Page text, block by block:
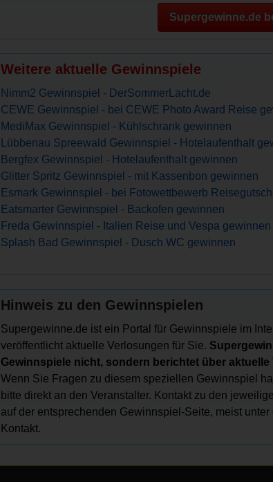
Supergewinne.de
Weitere aktuelle Gewinnspiele
Nimm2 Gewinnspiel - DerSommerLacht.de
CEWE Gewinnspiel - bei CEWE Photo Award Reise
MediMax Gewinnspiel - Kühlschrank gewinnen
Lübbenau Spreewald Gewinnspiel - Hotelaufenthalt
Bergfex Gewinnspiel - Hotelaufenthalt gewinnen
Glitter Spritz Gewinnspiel - mit Kassenbon gewinnen
Esmark Gewinnspiel - bei Fotowettbewerb
Eatsmarter Gewinnspiel - Backofen gewinnen
Freda Gewinnspiel - Italien Reise und Vespa gewinnen
Splash Bad Gewinnspiel - Dusch WC gewinnen
Hinweis zu den Gewinnspielen
Supergewinne.de ist ein Portal für Gewinnspiele im
veröffentlicht aktuelle Verlosungen für Sie.
Gewinnspiele nicht, sondern berichtet über
Wenn Sie Fragen zu diesem speziellen Gewinnspiel
bitte direkt an den Veranstalter. Kontakt zu den
auf der entsprechenden Gewinnspiel-Seite, meist
Kontakt.